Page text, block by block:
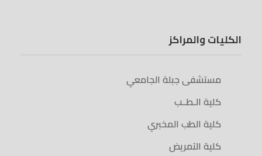
الكليات والمراكز
مستشفى جبلة الجامعي
كلية الـطــب
كلية الطب المخبري
كلية التمريض